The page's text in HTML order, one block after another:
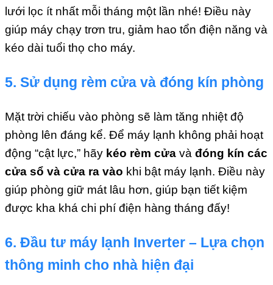
lưới lọc ít nhất mỗi tháng một lần nhé! Điều này
giúp máy chạy trơn tru, giảm hao tổn điện năng và
kéo dài tuổi thọ cho máy.
5. Sử dụng rèm cửa và đóng kín phòng
Mặt trời chiếu vào phòng sẽ làm tăng nhiệt độ
phòng lên đáng kể. Để máy lạnh không phải hoạt
động “cật lực,” hãy kéo rèm cửa và đóng kín các
cửa sổ và cửa ra vào khi bật máy lạnh. Điều này
giúp phòng giữ mát lâu hơn, giúp bạn tiết kiệm
được kha khá chi phí điện hàng tháng đấy!
6. Đầu tư máy lạnh Inverter – Lựa chọn
thông minh cho nhà hiện đại